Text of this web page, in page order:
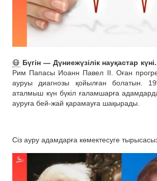
😷 Бүгін — Дүниежүзілік науқастар күні.
Рим Папасы Иоанн Павел II. Оған
ауруы диагнозы қойылған болатын.
аталмыш күн бүкіл ғаламшарға адамдарда
ауруға бей-жай қарамауға шақырады.
Сіз ауру адамдарға көмектесуге